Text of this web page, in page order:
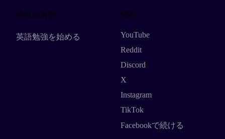
注目の言語
英語勉強を始める
SNS
YouTube
Reddit
Discord
X
Instagram
TikTok
Facebookで続ける